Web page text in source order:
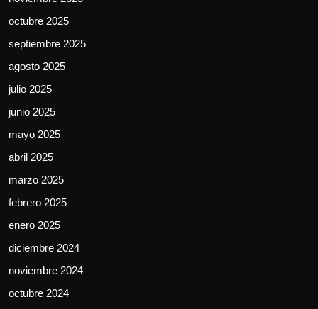
octubre 2025
septiembre 2025
agosto 2025
julio 2025
junio 2025
mayo 2025
abril 2025
marzo 2025
febrero 2025
enero 2025
diciembre 2024
noviembre 2024
octubre 2024